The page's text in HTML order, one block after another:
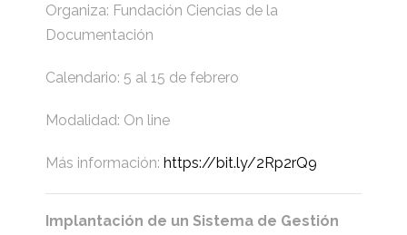
Organiza: Fundación Ciencias de la
Documentación
Calendario: 5 al 15 de febrero
Modalidad: On line
Más información: https://bit.ly/2Rp2rQ9
Implantación de un Sistema de Gestión